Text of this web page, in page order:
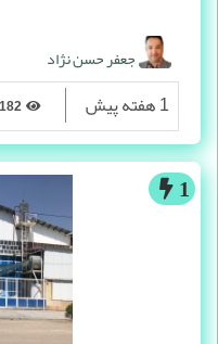
جعفر حسن نژاد
1 هفته پیش
1